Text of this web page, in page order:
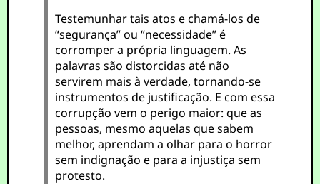
Testemunhar tais atos e chamá-los de
“segurança” ou “necessidade” é
corromper a própria linguagem. As
palavras são distorcidas até não
servirem mais à verdade, tornando-se
instrumentos de justificação. E com essa
corrupção vem o perigo maior: que as
pessoas, mesmo aquelas que sabem
melhor, aprendam a olhar para o horror
sem indignação e para a injustiça sem
protesto.